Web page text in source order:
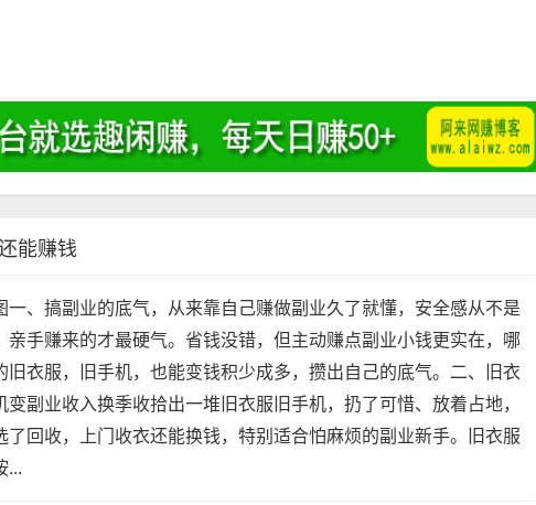
能赚钱
一、搞副业的底气，从来靠自己赚做副业久了就懂，安全感从不是
亲手赚来的才最硬气。省钱没错，但主动赚点副业小钱更实在，哪
旧衣服，旧手机，也能变钱积少成多，攒出自己的底气。二、旧衣
变副业收入换季收拾出一堆旧衣服旧手机，扔了可惜、放着占地，
了回收，上门收衣还能换钱，特别适合怕麻烦的副业新手。旧衣服
...